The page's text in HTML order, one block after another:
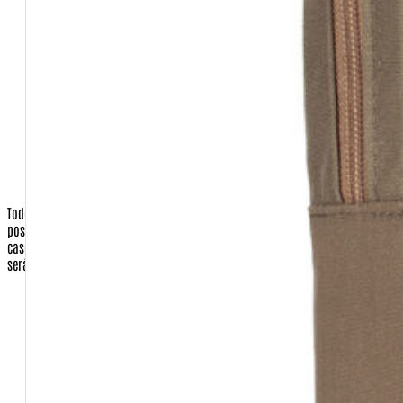
Todos os dados de endereçamento são utilizados apenas para que
possamos enviar os produtos requisitados pelo cliente, ou a nota fiscal, em
caso de presente para terceiros.
Nenhuma correspondência promocional
será enviada sem o consentimento do cliente.